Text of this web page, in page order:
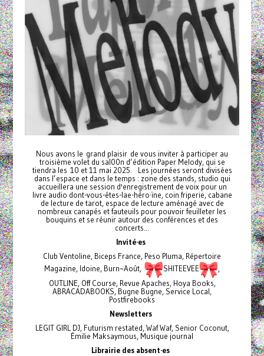
Nous avons le grand plaisir de vous inviter à participer au
troisième volet du sal00n d’édition Paper Melody, qui se
tiendra les 10 et 11 mai 2025. Les journées seront divisées
dans l’espace et dans le temps : zone des stands, studio qui
accueillera une session d'enregistrement de voix pour un
livre audio dont-vous-êtes-lae-héro·ïne, coin friperie, cabane
de lecture de tarot, espace de lecture aménagé avec de
nombreux canapés et fauteuils pour pouvoir feuilleter les
bouquins et se réunir autour des conférences et des
concerts...
Invité·es
Club Ventoline, Biceps France, Peso Pluma, Répertoire
Magazine, Idoine, Burn~Août,
SHITEEVEE
,
OUTLINE, Off Course, Revue Apaches, Hoya Books,
ABRACADABOOKS, Bugne Bugne, Service Local,
Postfirebooks
Newsletters
LEGIT GIRL DJ, Futurism restated, Waf Waf, Senior Coconut,
Émilie Maksaymous, Musique journal
Librairie des absent·es